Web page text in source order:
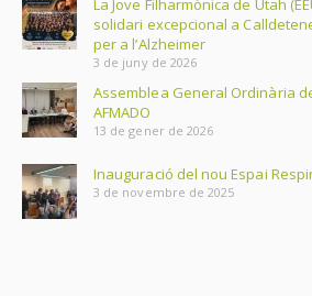
solidari excepcional a
per a l’Alzheimer
3 de juny de 2026
Assemblea General Ordinària
AFMADO
13 de gener de 2026
Inauguració del nou Espai
3 de novembre de 2025